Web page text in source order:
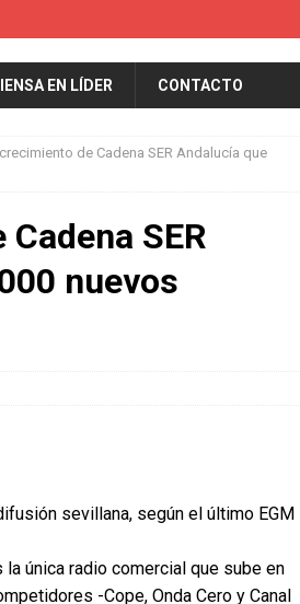
EN LÍDER CONTACTO
de Cadena SER Andalucía que
SER
nuevos
sevillana, según el último EGM
la única radio comercial que sube en
-Cope, Onda Cero y Canal